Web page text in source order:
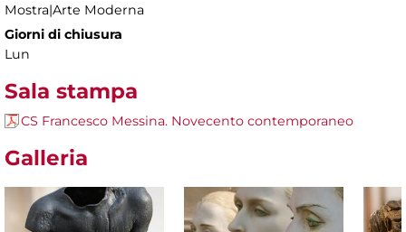
Mostra|Arte Moderna
Giorni di chiusura
Lun
Sala stampa
CS Francesco Messina. Novecento contemporaneo
Galleria